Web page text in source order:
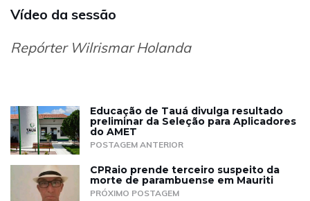
Vídeo da sessão
Repórter Wilrismar Holanda
Educação de Tauá divulga resultado
preliminar da Seleção para Aplicadores
do AMET
POSTAGEM ANTERIOR
CPRaio prende terceiro suspeito da
morte de parambuense em Mauriti
PRÓXIMO POSTAGEM